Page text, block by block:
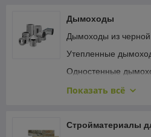
Дымоходы
Дымоходы из
Утепленные
Одностенные
Одностенные
Показать всё
Стройматериалы